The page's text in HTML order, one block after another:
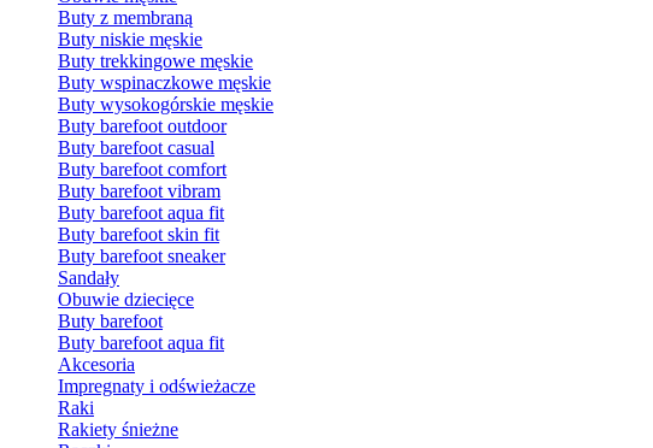
Buty z membraną
Buty niskie męskie
Buty trekkingowe męskie
Buty wspinaczkowe męskie
Buty wysokogórskie męskie
Buty barefoot outdoor
Buty barefoot casual
Buty barefoot comfort
Buty barefoot vibram
Buty barefoot aqua fit
Buty barefoot skin fit
Buty barefoot sneaker
Sandały
Obuwie dziecięce
Buty barefoot
Buty barefoot aqua fit
Akcesoria
Impregnaty i odświeżacze
Raki
Rakiety śnieżne